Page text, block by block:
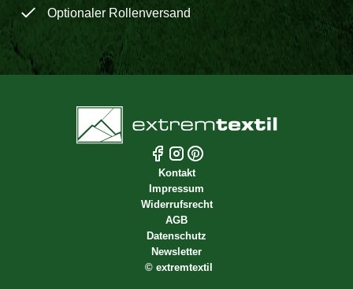
Optionaler Rollenversand
Kontakt
Impressum
Widerrufsrecht
AGB
Datenschutz
Newsletter
© extremtextil